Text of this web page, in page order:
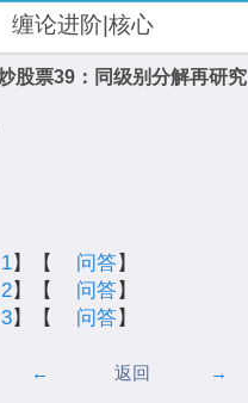
缠论进阶|核心
股票39：同级别分解再研究
】【 问答】
】【 问答】
】【 问答】
← 返回 →